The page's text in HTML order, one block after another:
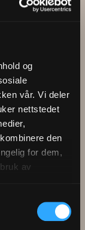
og
vår. Vi deler
nettstedet
den
for dem,
av
at det tykner
Kvale